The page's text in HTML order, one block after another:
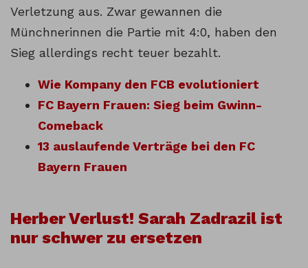
Verletzung aus. Zwar gewannen die
Münchnerinnen die Partie mit 4:0, haben den
Sieg allerdings recht teuer bezahlt.
Wie Kompany den FCB evolutioniert
FC Bayern Frauen: Sieg beim Gwinn-
Comeback
13 auslaufende Verträge bei den FC
Bayern Frauen
Herber Verlust! Sarah Zadrazil ist
nur schwer zu ersetzen